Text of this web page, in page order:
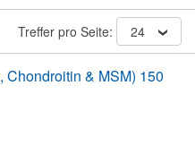
Treffer pro Seite: 24
& MSM) 150